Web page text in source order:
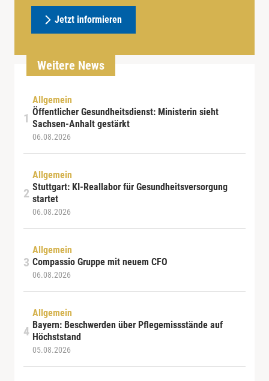
Jetzt informieren
Weitere News
Allgemein
Öffentlicher Gesundheitsdienst: Ministerin sieht
Sachsen-Anhalt gestärkt
06.08.2026
Allgemein
Stuttgart: KI-Reallabor für Gesundheitsversorgung
startet
06.08.2026
Allgemein
Compassio Gruppe mit neuem CFO
06.08.2026
Allgemein
Bayern: Beschwerden über Pflegemissstände auf
Höchststand
05.08.2026